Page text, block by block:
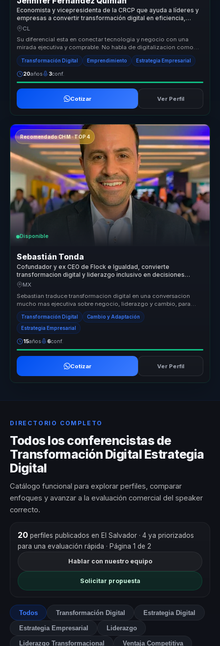
Economista y vicepresidenta de la CRCP que ayuda a líderes y
empresas a convertir transformación digital en eficiencia,
rentabilidad y cultura de innovación.
CL
Su diferencial esta en conectar tecnologia y negocio con una
mirada ejecutiva y comprable. No habla de digitalizacion como
moda, sino com...
Transformación Digital Emprendimiento Estrategia Empresarial
20años 3conf.
Cotizar Ver Perfil
Recomendado CHM · TOP 4
Disponible
Sebastián Tonda
Cofundador y ex CEO de Flock e Igualdad, convierte
transformacion digital y liderazgo inclusivo en decisiones
ejecutivas para empresas.
MX
Sebastian traduce transformacion digital en una conversacion
mucho mas ejecutiva sobre negocio, liderazgo y cambio, para
organizaciones q...
Transformación Digital Cambio y Adaptación
Estrategia Empresarial
15años 6conf.
Cotizar Ver Perfil
DIRECTORIO COMPLETO
Todos los conferencistas de
Transformación Digital Estrategia
Digital
Catálogo funcional para explorar perfiles, comparar
enfoques y avanzar a la evaluación comercial del speaker
correcto.
20perfiles publicados en El Salvador · 4 ya priorizados
para una evaluación rápida · Página 1 de 2
Hablar con nuestro equipo
Solicitar propuesta
Todos Transformación Digital Estrategia Digital
Estrategia Empresarial Liderazgo
Liderazgo Transformacional Ventaja Competitiva